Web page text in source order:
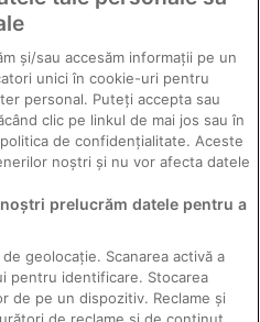
de mazăre
și/sau accesăm informații pe un
unici în cookie-uri pentru
personal. Puteți accepta sau
clic pe linkul de mai jos sau în
de confidențialitate. Aceste
noștri și nu vor afecta datele
prelucrăm datele pentru a
geolocație. Scanarea activă a
pentru identificare. Stocarea
de pe un dispozitiv. Reclame și